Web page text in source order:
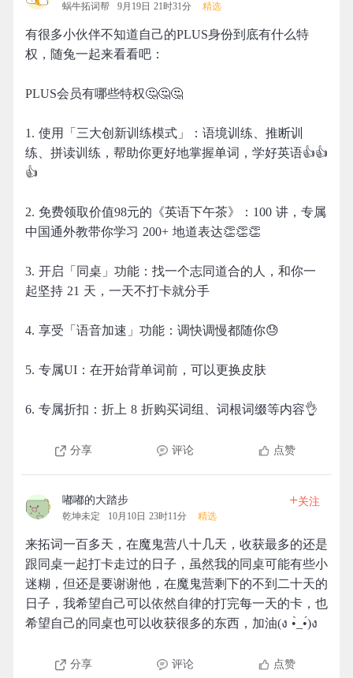
蜗牛拓词帮 9月19日 21时31分 精选
有很多小伙伴不知道自己的PLUS身份到底有什么特
权，随兔一起来看看吧：
PLUS会员有哪些特权🤔🤔🤔
1. 使用「三大创新训练模式」：语境训练、推断训
练、拼读训练，帮助你更好地掌握单词，学好英语👍👍
👍
2. 免费领取价值98元的《英语下午茶》：100 讲，专属
中国通外教带你学习 200+ 地道表达👏👏👏
3. 开启「同桌」功能：找一个志同道合的人，和你一
起坚持 21 天，一天不打卡就分手
4. 享受「语音加速」功能：调快调慢都随你😓
5. 专属UI：在开始背单词前，可以更换皮肤
6. 专属折扣：折上 8 折购买词组、词根词缀等内容👌
分享 评论 点赞
嘟嘟的大踏步
乾坤未定 10月10日 23时11分 精选
+关注
来拓词一百多天，在魔鬼营八十几天，收获最多的还是
跟同桌一起打卡走过的日子，虽然我的同桌可能有些小
迷糊，但还是要谢谢他，在魔鬼营剩下的不到二十天的
日子，我希望自己可以依然自律的打完每一天的卡，也
希望自己的同桌也可以收获很多的东西，加油(ง •̀_•́)ง
分享 评论 点赞